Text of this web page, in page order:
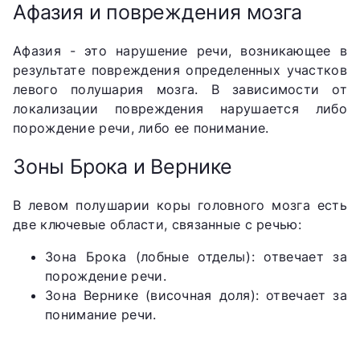
Афазия и повреждения мозга
Афазия - это нарушение речи, возникающее в
результате повреждения определенных участков
левого полушария мозга. В зависимости от
локализации повреждения нарушается либо
порождение речи, либо ее понимание.
Зоны Брока и Вернике
В левом полушарии коры головного мозга есть
две ключевые области, связанные с речью:
Зона Брока (лобные отделы): отвечает за
порождение речи.
Зона Вернике (височная доля): отвечает за
понимание речи.